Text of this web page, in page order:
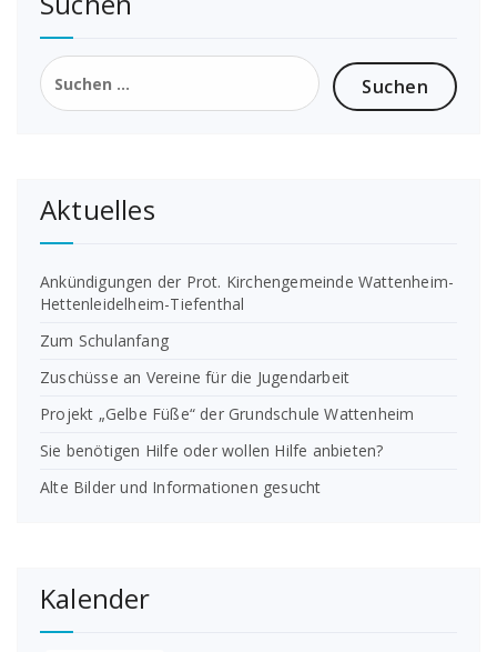
Suchen
nach:
Aktuelles
Ankündigungen der Prot. Kirchengemeinde Wattenheim-
Hettenleidelheim-Tiefenthal
Zum Schulanfang
Zuschüsse an Vereine für die Jugendarbeit
Projekt „Gelbe Füße“ der Grundschule Wattenheim
Sie benötigen Hilfe oder wollen Hilfe anbieten?
Alte Bilder und Informationen gesucht
Kalender